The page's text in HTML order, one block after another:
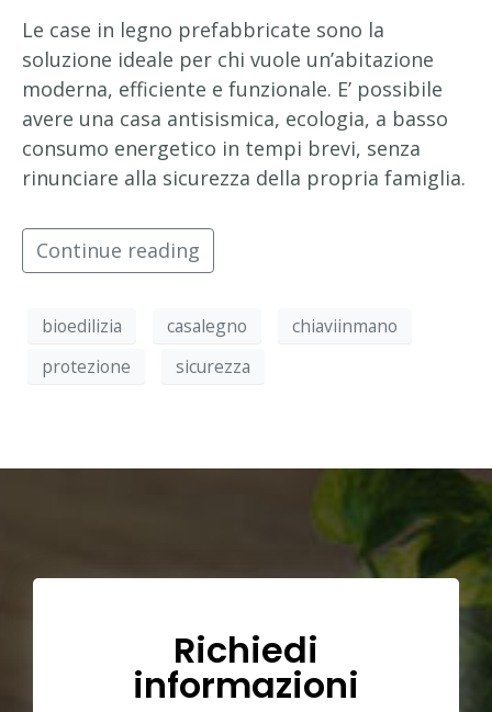
Le case in legno prefabbricate sono la
soluzione ideale per chi vuole un’abitazione
moderna, efficiente e funzionale. E’ possibile
avere una casa antisismica, ecologia, a basso
consumo energetico in tempi brevi, senza
rinunciare alla sicurezza della propria famiglia.
Continue reading
bioedilizia casalegno
chiaviinmano
protezione
sicurezza
Richiedi
informazioni